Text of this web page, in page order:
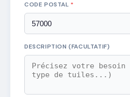
CODE POSTAL *
DESCRIPTION (FACULTATIF)